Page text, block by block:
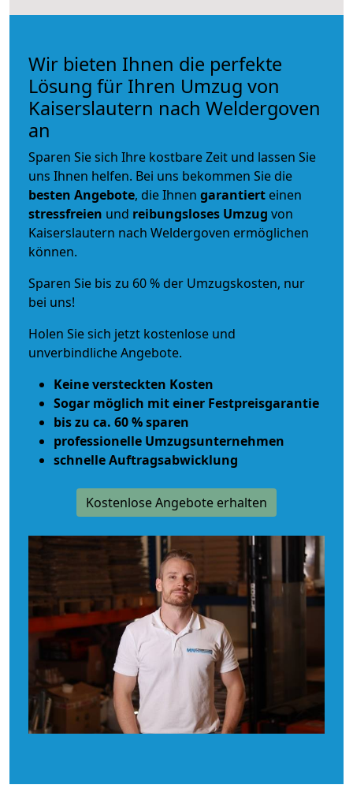
Wir bieten Ihnen die perfekte
Lösung für Ihren Umzug von
Kaiserslautern nach Weldergoven
an
Sparen Sie sich Ihre kostbare Zeit und lassen Sie
uns Ihnen helfen. Bei uns bekommen Sie die
besten Angebote, die Ihnen garantiert einen
stressfreien und reibungsloses Umzug von
Kaiserslautern nach Weldergoven ermöglichen
können.
Sparen Sie bis zu 60 % der Umzugskosten, nur
bei uns!
Holen Sie sich jetzt kostenlose und
unverbindliche Angebote.
Keine versteckten Kosten
Sogar möglich mit einer Festpreisgarantie
bis zu ca. 60 % sparen
professionelle Umzugsunternehmen
schnelle Auftragsabwicklung
Kostenlose Angebote erhalten